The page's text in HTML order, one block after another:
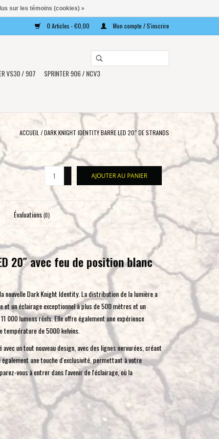
0 Articles - €0,00 Mon compte / S'inscrire
sélectionner
résultat
Entrée
pour
de
recherche
sélectionné.
Les
utilisateurs
d'appareils
tactiles
peuvent
de
gestes
tels
VS30 / 907
SPRINTER 906 / NCV3
ACCUEIL /DARK KNIGHT IDENTITY BARRE LED 20″ DE STRANDS
AJOUTER AU PANIER
Évaluations(0)
20″ avec feu de position blanc
nouvelle Dark Knight Identity. La distribution de la lumière a
un éclairage exceptionnel à plus de 500 mètres et un
000 lumens réels. Elle offre également une expérience
température de 5000 kelvins.
un tout nouveau design, avec des lignes nervurées, créant
une touche d'exclusivité, permettant à votre
vous à entrer dans l'avenir de l'éclairage, où la
sur les témoins (cookies) »